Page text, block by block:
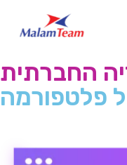
החברתית